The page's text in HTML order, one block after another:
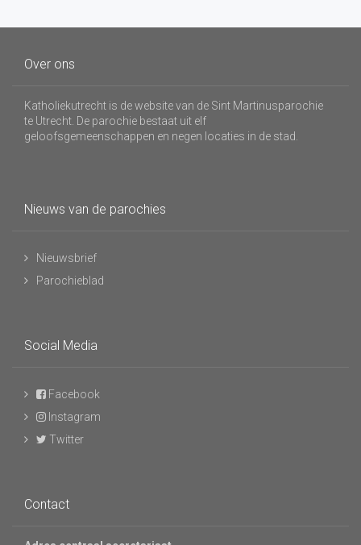
Over ons
Katholiekutrecht is de website van de Sint Martinusparochie
te Utrecht. De parochie bestaat uit elf
geloofsgemeenschappen en negen locaties in de stad.
Nieuws van de parochies
Nieuwsbrief
Parochieblad
Social Media
Facebook
Instagram
Twitter
Contact